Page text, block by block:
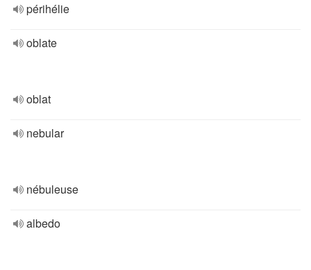
périhélie
oblate
oblat
nebular
nébuleuse
albedo